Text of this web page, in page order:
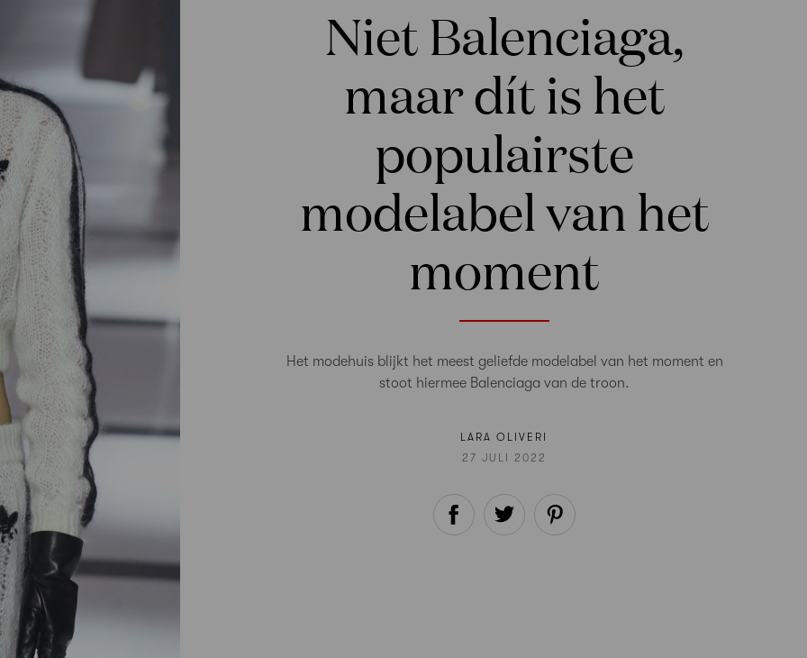
Niet Balenciaga,
maar dít is het
populairste
modelabel van het
moment
Het modehuis blijkt het meest geliefde modelabel van het moment en
stoot hiermee Balenciaga van de troon.
LARA OLIVERI
27 JULI 2022